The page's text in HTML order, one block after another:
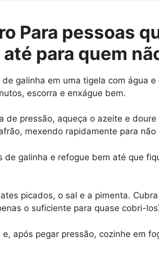
Para pessoas
para quem
de galinha em uma tigela com água
escorra e enxágue bem.
de pressão, aqueça o azeite e
mexendo rapidamente para não
de galinha e refogue bem até que
picados, o sal e a pimenta.
o suficiente para quase cobri-
e, após pegar pressão, cozinhe em